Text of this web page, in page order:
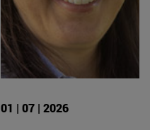
01 | 07 | 2026